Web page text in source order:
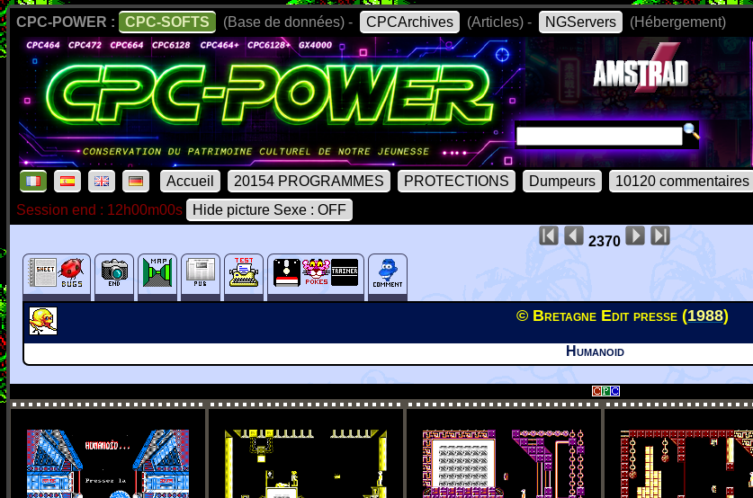
CPC-POWER : CPC-SOFTS (Base de données) - CPCArchives (Articles) - NGServers (Hébergement)
Accueil 20154 PROGRAMMES PROTECTIONS Dumpeurs 10120 commentaires
Session end : 12h00m00s
Hide picture Sexe : OFF
2370
© Bretagne Edit presse (1988)
Humanoid